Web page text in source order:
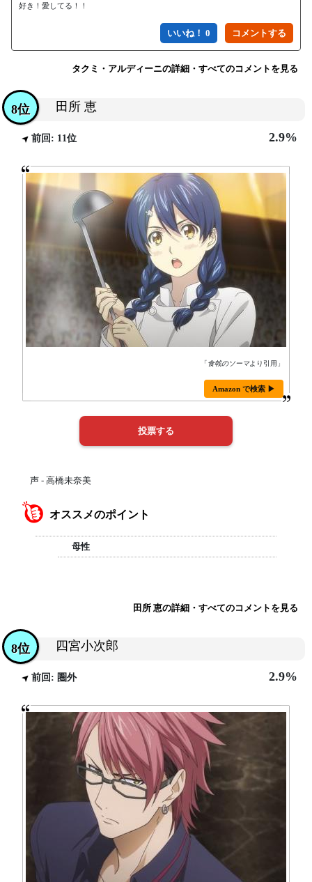
好き！愛してる！！
いいね！ 0
タクミ・アルディーニの詳細・すべてのコメントを見る
田所 恵
8位
前回: 11位 2.9%
「食戟のソーマより引用」
Amazon で検索 ▶
声 - 高橋未奈美
オススメのポイント
母性
田所 恵の詳細・すべてのコメントを見る
四宮小次郎
8位
前回: 圏外 2.9%